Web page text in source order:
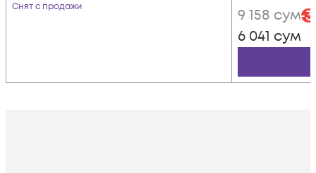
Снят с продажи 9 158 сум-
6 041 сум